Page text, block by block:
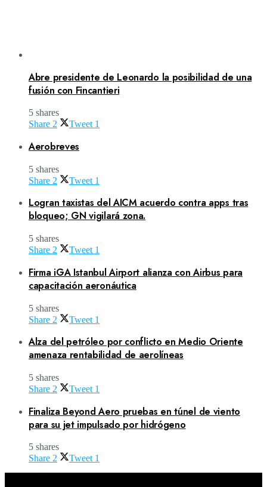
Abre presidente de Leonardo la posibilidad de una
fusión con Fincantieri
5 shares
Share 2 Tweet 1
Aerobreves
5 shares
Share 2 Tweet 1
Logran taxistas del AICM acuerdo contra apps tras
bloqueo; GN vigilará zona.
5 shares
Share 2 Tweet 1
Firma iGA Istanbul Airport alianza con Airbus para
capacitación aeronáutica
5 shares
Share 2 Tweet 1
Alza del petróleo por conflicto en Medio Oriente
amenaza rentabilidad de aerolíneas
5 shares
Share 2 Tweet 1
Finaliza Beyond Aero pruebas en túnel de viento
para su jet impulsado por hidrógeno
5 shares
Share 2 Tweet 1